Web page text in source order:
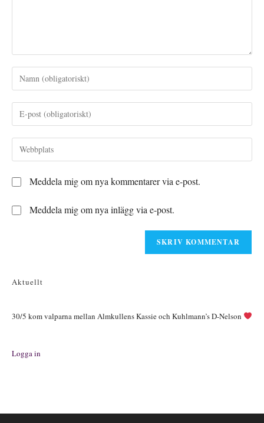
Ange
ditt
namn
eller
för
att
kommentera
Ange
din
e-
postadress
att
Ange
URL
din
webbplats
(valfritt)
Meddela mig om nya kommentarer via e-post.
Meddela mig om nya inlägg via e-post.
Aktuellt
30/5 kom valparna mellan Almkullens Kassie och Kuhlmann’s D-Nelson
Logga in